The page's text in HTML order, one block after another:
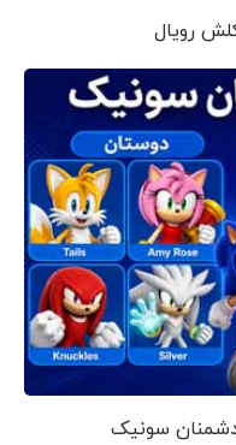
رویال
دشمنان سونیک